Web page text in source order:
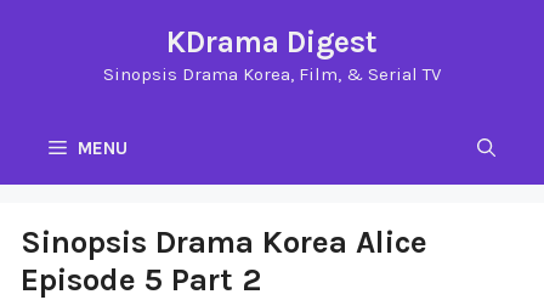
KDrama Digest
Sinopsis Drama Korea, Film, & Serial TV
MENU
Sinopsis Drama Korea Alice
Episode 5 Part 2